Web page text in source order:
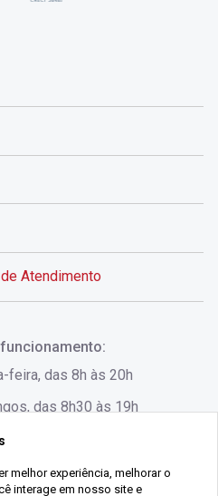
Atendimento
- Trindade, Florianópolis -
feira, das 8h às 20h
das 8h30 às 19h
melhor experiência, melhorar o
interage em nosso site e